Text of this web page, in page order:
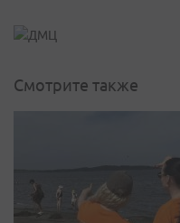
Смотрите также